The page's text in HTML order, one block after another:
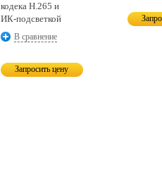
кодека H.265 и
ИК-подсветкой
В сравнение
Запросить цену